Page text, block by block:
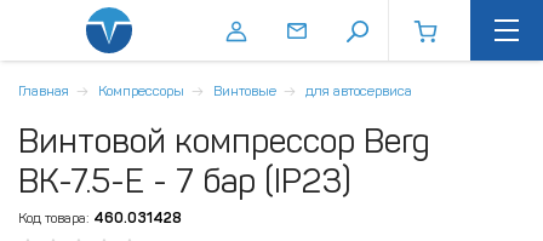
Главная Компрессоры Винтовые для автосервиса
Винтовой компрессор Berg
ВК-7.5-E - 7 бар (IP23)
Код товара: 460.031428